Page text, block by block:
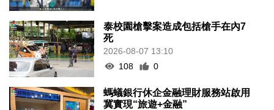
泰校園槍擊案造成包括槍手在內7
死
2026-08-07 13:10
108
0
螞蟻銀行休企金融理財服務站啟用
冀實現“旅遊+金融”